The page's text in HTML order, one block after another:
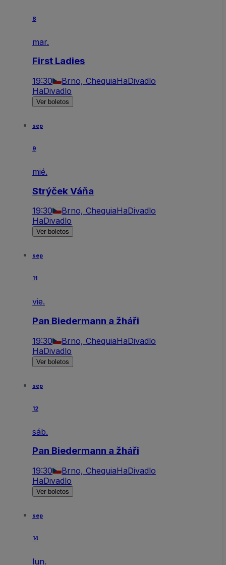
8
mar.
First Ladies
19:30 Brno, ChequiaHaDivadlo
HaDivadlo
Ver boletos
sep
9
mié.
Strýček Váňa
19:30 Brno, ChequiaHaDivadlo
HaDivadlo
Ver boletos
sep
11
vie.
Pan Biedermann a žháři
19:30 Brno, ChequiaHaDivadlo
HaDivadlo
Ver boletos
sep
12
sáb.
Pan Biedermann a žháři
19:30 Brno, ChequiaHaDivadlo
HaDivadlo
Ver boletos
sep
14
lun.